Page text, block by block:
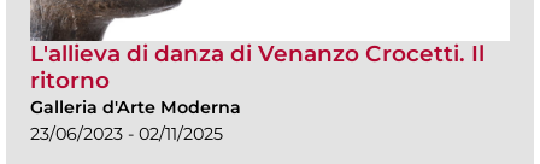
L'allieva di danza di Venanzo Crocetti. Il
ritorno
Galleria d'Arte Moderna
23/06/2023 - 02/11/2025